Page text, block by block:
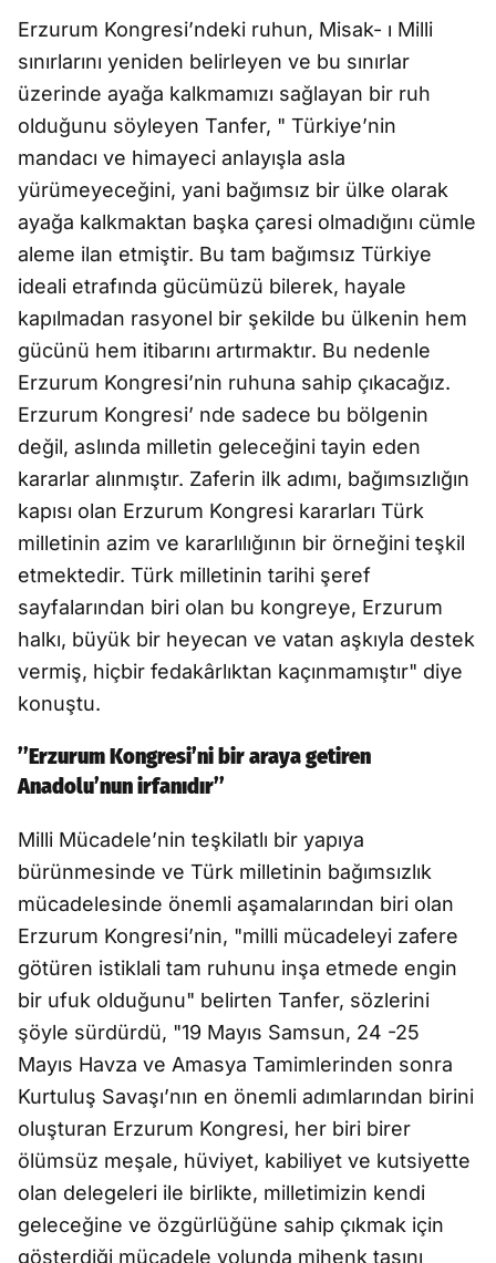
Erzurum Kongresi’ndeki ruhun, Misak- ı Milli
sınırlarını yeniden belirleyen ve bu sınırlar
üzerinde ayağa kalkmamızı sağlayan bir ruh
olduğunu söyleyen Tanfer, " Türkiye’nin
mandacı ve himayeci anlayışla asla
yürümeyeceğini, yani bağımsız bir ülke olarak
ayağa kalkmaktan başka çaresi olmadığını cümle
aleme ilan etmiştir. Bu tam bağımsız Türkiye
ideali etrafında gücümüzü bilerek, hayale
kapılmadan rasyonel bir şekilde bu ülkenin hem
gücünü hem itibarını artırmaktır. Bu nedenle
Erzurum Kongresi’nin ruhuna sahip çıkacağız.
Erzurum Kongresi’ nde sadece bu bölgenin
değil, aslında milletin geleceğini tayin eden
kararlar alınmıştır. Zaferin ilk adımı, bağımsızlığın
kapısı olan Erzurum Kongresi kararları Türk
milletinin azim ve kararlılığının bir örneğini teşkil
etmektedir. Türk milletinin tarihi şeref
sayfalarından biri olan bu kongreye, Erzurum
halkı, büyük bir heyecan ve vatan aşkıyla destek
vermiş, hiçbir fedakârlıktan kaçınmamıştır" diye
konuştu.
’’Erzurum Kongresi’ni bir araya getiren
Anadolu’nun irfanıdır’’
Milli Mücadele’nin teşkilatlı bir yapıya
bürünmesinde ve Türk milletinin bağımsızlık
mücadelesinde önemli aşamalarından biri olan
Erzurum Kongresi’nin, "milli mücadeleyi zafere
götüren istiklali tam ruhunu inşa etmede engin
bir ufuk olduğunu" belirten Tanfer, sözlerini
şöyle sürdürdü, "19 Mayıs Samsun, 24 -25
Mayıs Havza ve Amasya Tamimlerinden sonra
Kurtuluş Savaşı’nın en önemli adımlarından birini
oluşturan Erzurum Kongresi, her biri birer
ölümsüz meşale, hüviyet, kabiliyet ve kutsiyette
olan delegeleri ile birlikte, milletimizin kendi
geleceğine ve özgürlüğüne sahip çıkmak için
gösterdiği mücadele yolunda mihenk taşını